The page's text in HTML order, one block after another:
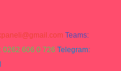
Teams:
0262 606 0 726 Telegram: